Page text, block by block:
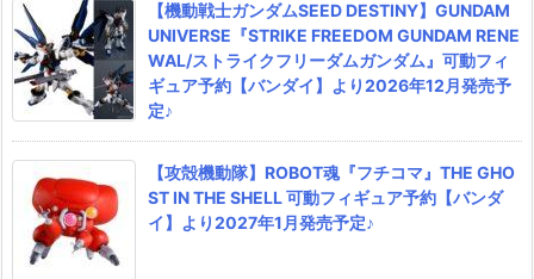
【機動戦士ガンダムSEED DESTINY】GUNDAM
UNIVERSE『STRIKE FREEDOM GUNDAM RENE
WAL/ストライクフリーダムガンダム』可動フィ
ギュア予約【バンダイ】より2026年12月発売予
定♪
【攻殻機動隊】ROBOT魂『フチコマ』THE GHO
ST IN THE SHELL 可動フィギュア予約【バンダ
イ】より2027年1月発売予定♪